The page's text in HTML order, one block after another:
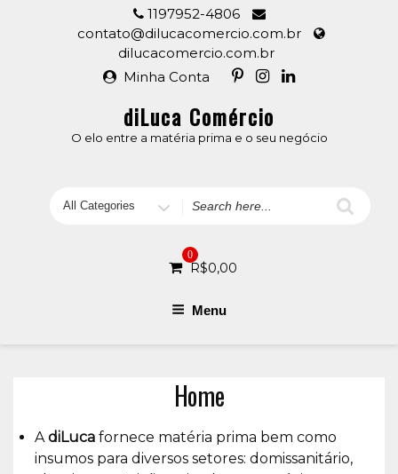
1197952-4806
contato@dilucacomercio.com.br
dilucacomercio.com.br
Minha Conta
diLuca Comércio
O elo entre a matéria prima e o seu negócio
Search
0
R$0,00
Menu
Home
AdiLuca fornece matéria prima bem como
insumos para diversos setores: domissanitário,